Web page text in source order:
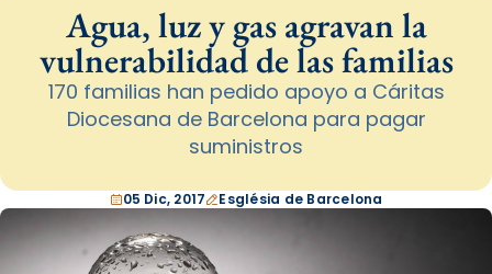
Agua, luz y gas agravan la
vulnerabilidad de las familias
170 familias han pedido apoyo a Cáritas
Diocesana de Barcelona para pagar
suministros
05 Dic, 2017 Església de Barcelona